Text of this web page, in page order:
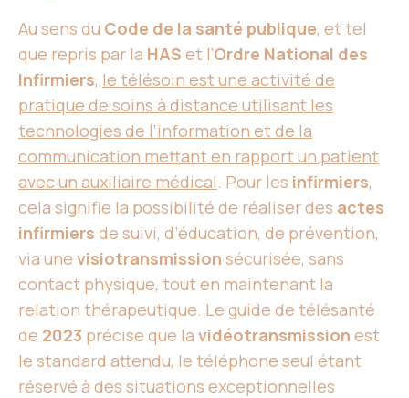
Au sens du Code de la santé publique, et tel
que repris par la HAS et l’Ordre National des
Infirmiers, le télésoin est une activité de
pratique de soins à distance utilisant les
technologies de l’information et de la
communication mettant en rapport un patient
avec un auxiliaire médical. Pour les infirmiers,
cela signifie la possibilité de réaliser des actes
infirmiers de suivi, d’éducation, de prévention,
via une visiotransmission sécurisée, sans
contact physique, tout en maintenant la
relation thérapeutique. Le guide de télésanté
de 2023 précise que la vidéotransmission est
le standard attendu, le téléphone seul étant
réservé à des situations exceptionnelles